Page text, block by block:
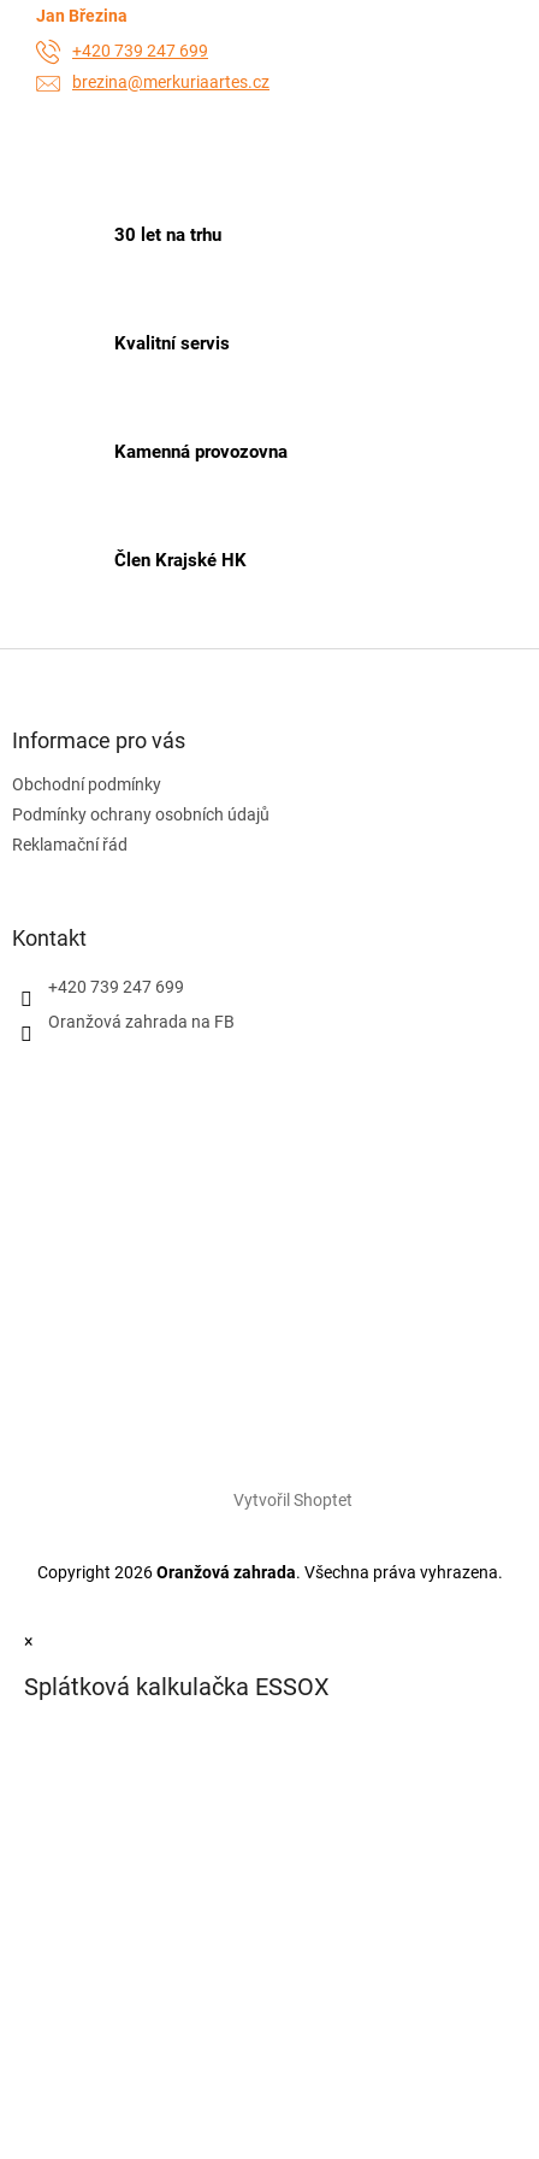
30 let na trhu
Kvalitní servis
Kamenná provozovna
Člen Krajské HK
Jan Březina
+420 739 247 699
brezina@merkuriaartes.cz
Informace pro vás
Obchodní podmínky
Podmínky ochrany osobních údajů
Reklamační řád
Kontakt
+420 739 247 699
Oranžová zahrada na FB
Vytvořil Shoptet
Copyright 2026Oranžová zahrada. Všechna práva vyhrazena.
×
Splátková kalkulačka ESSOX